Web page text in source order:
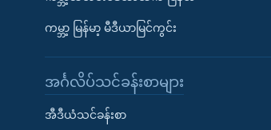
ကမ္ဘာ့ မြန်မာ့ မီဒီယာမြင်ကွင်း
အင်္ဂလိပ်သင်ခန်းစာများ
အီဒီယံသင်ခန်းစာ